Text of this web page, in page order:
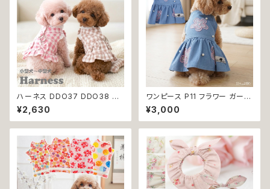
ハーネス DDO37 DDO38 洋
服のようなハーネス 胴輪 チェッ
ク 散歩 お出掛け 引っ張り防止
小型犬 犬 猫 ペット 服 犬服 返
¥2,630
ワンピース P11 フラワー ガーリ
ー かわいい ドッグウェア dog
犬 猫 ペット 服 犬服 猫服 小型
犬 返品交換不可
¥3,000